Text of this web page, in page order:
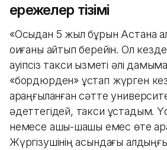
ережелер тізімі
«Осыдан 5 жыл бұрын Астана
оқиғаны айтып берейін. Ол
қауіпсіз такси қызметі әлі
«бордюрден» ұстап жүрген
қараңғыланған сәтте
әдеттегідей, такси ұстадым.
немесе ашық-шашық емес өте
Жүргізушінің қасындағы